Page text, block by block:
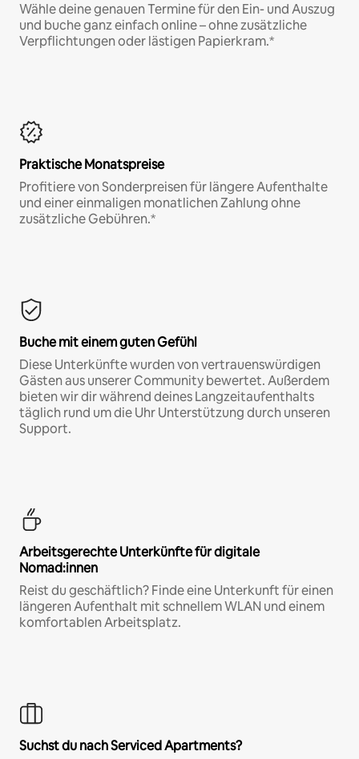
Wähle deine genauen Termine für den Ein- und Auszug
und buche ganz einfach online – ohne zusätzliche
Verpflichtungen oder lästigen Papierkram.*
Praktische Monatspreise
Profitiere von Sonderpreisen für längere Aufenthalte
und einer einmaligen monatlichen Zahlung ohne
zusätzliche Gebühren.*
Buche mit einem guten Gefühl
Diese Unterkünfte wurden von vertrauenswürdigen
Gästen aus unserer Community bewertet. Außerdem
bieten wir dir während deines Langzeitaufenthalts
täglich rund um die Uhr Unterstützung durch unseren
Support.
Arbeitsgerechte Unterkünfte für digitale
Nomad:innen
Reist du geschäftlich? Finde eine Unterkunft für einen
längeren Aufenthalt mit schnellem WLAN und einem
komfortablen Arbeitsplatz.
Suchst du nach Serviced Apartments?